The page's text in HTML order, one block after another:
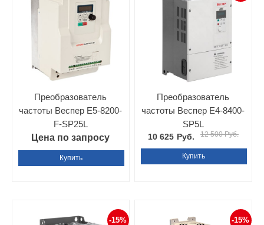
Преобразователь
частоты Веспер E5-8200-
F-SP25L
Цена по запросу
Купить
Преобразователь
частоты Веспер E4-8400-
SP5L
10 625 Руб. 12 500 Руб.
Купить
-15% -15%